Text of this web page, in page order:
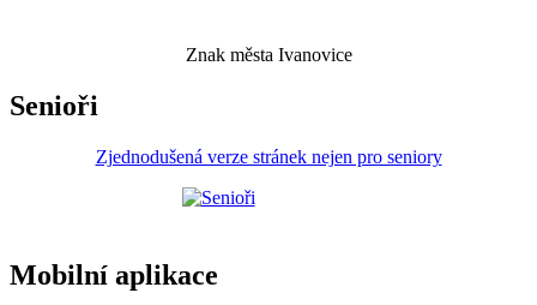
Znak města Ivanovice
Senioři
Zjednodušená verze stránek nejen pro seniory
Mobilní aplikace